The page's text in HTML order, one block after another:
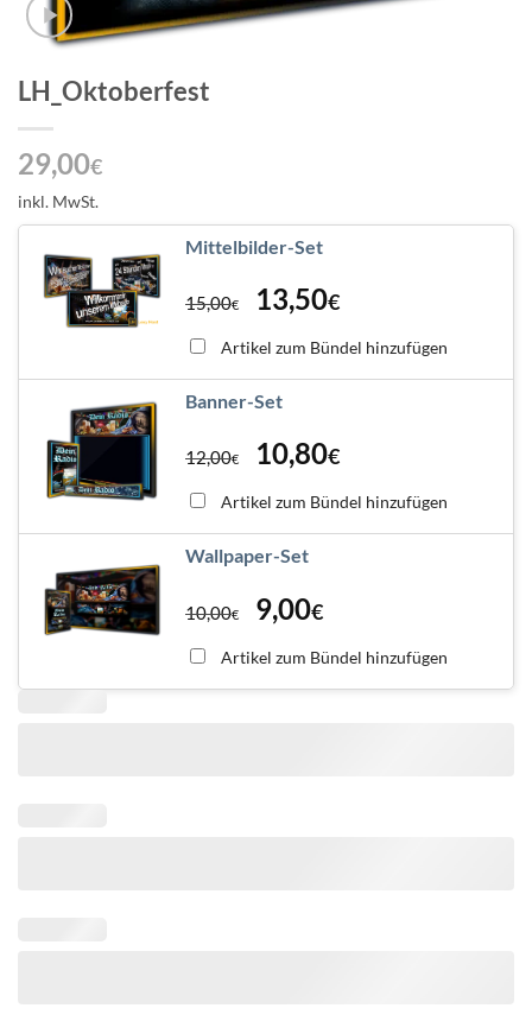
LH_Oktoberfest
29,00€
inkl. MwSt.
Mittelbilder-Set
15,00€ 13,50€
Artikel zum Bündel hinzufügen
Banner-Set
12,00€ 10,80€
Artikel zum Bündel hinzufügen
Wallpaper-Set
10,00€ 9,00€
Artikel zum Bündel hinzufügen